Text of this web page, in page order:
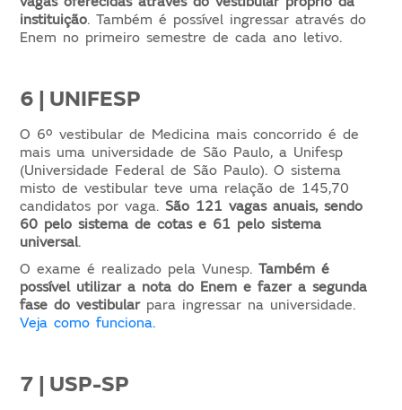
instituição. Também é possível ingressar através do
Enem no primeiro semestre de cada ano letivo.
6 | UNIFESP
O 6º vestibular de Medicina mais concorrido é de
mais uma universidade de São Paulo, a Unifesp
(Universidade Federal de São Paulo). O sistema
misto de vestibular teve uma relação de 145,70
candidatos por vaga.São 121 vagas anuais, sendo
60 pelo sistema de cotas e 61 pelo sistema
universal.
O exame é realizado pela Vunesp.Também é
possível utilizar a nota do Enem e fazer a segunda
fase do vestibularpara ingressar na universidade.
Veja como funciona.
7 | USP-SP